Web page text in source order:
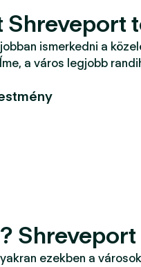
ismerkedni a
a város legjobb
Shreveport
ezekben a